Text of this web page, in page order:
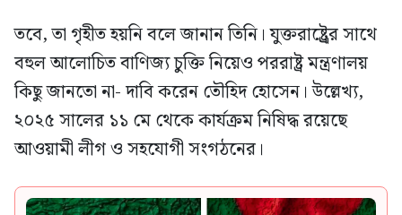
তবে, তা গৃহীত হয়নি বলে জানান তিনি। যুক্তরাষ্ট্র্রের সাথে
বহুল আলোচিত বাণিজ্য চুক্তি নিয়েও পররাষ্ট্র মন্ত্রণালয়
কিছু জানতো না- দাবি করেন তৌহিদ হোসেন। উল্লেখ্য,
২০২৫ সালের ১১ মে থেকে কার্যক্রম নিষিদ্ধ রয়েছে
আওয়ামী লীগ ও সহযোগী সংগঠনের।